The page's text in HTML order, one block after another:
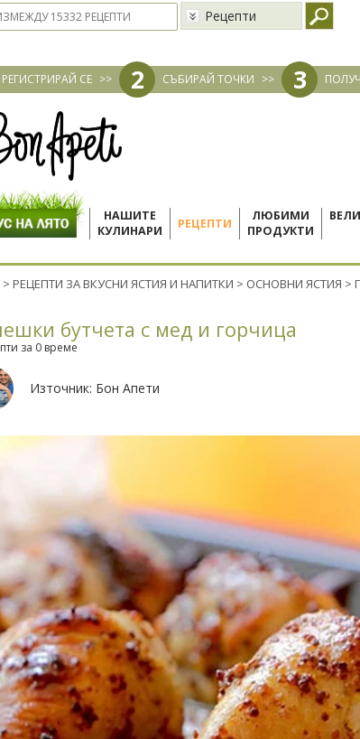
Рецепти
РЕГИСТРИРАЙ СЕ >> 2 СЪБИРАЙ ТОЧКИ >> 3
НАШИТЕ
КУЛИНАРИ
РЕЦЕПТИ
ЛЮБИМИ
ПРОДУКТИ
> РЕЦЕПТИ ЗА ВКУСНИ ЯСТИЯ И НАПИТКИ > ОСНОВНИ ЯСТИЯ >
бутчета с мед и горчица
за 0 време
Източник: Бон Апети